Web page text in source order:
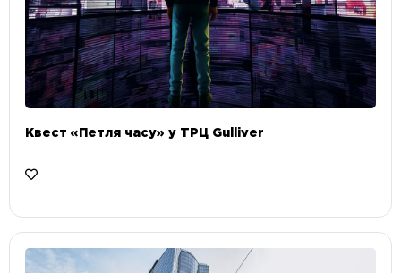
Квест «Петля часу» у ТРЦ Gulliver